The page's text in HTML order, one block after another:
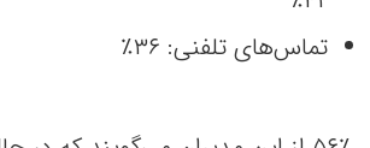
تماس‌های تلفنی: ۳۶٪